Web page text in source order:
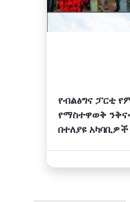
የብልፅግና ፓርቲ
የማስተዋወቅ
በተለያዩ አካባቢዎች